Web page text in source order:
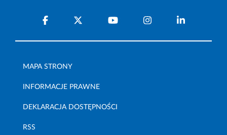
MAPA STRONY
INFORMACJE PRAWNE
DEKLARACJA DOSTĘPNOŚCI
RSS